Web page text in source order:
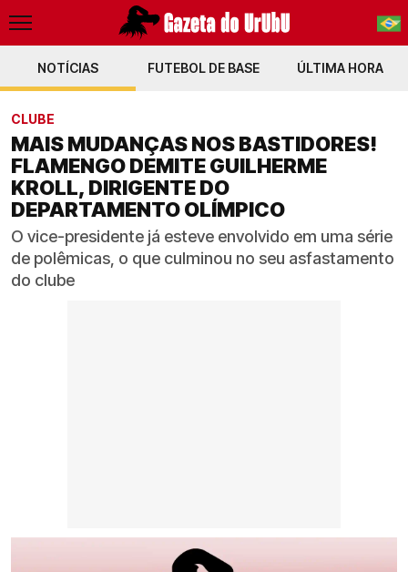
PT-BR
NOTÍCIAS FUTEBOL DE BASE ÚLTIMA HORA
CLUBE
MAIS MUDANÇAS NOS BASTIDORES!
FLAMENGO DEMITE GUILHERME
KROLL, DIRIGENTE DO
DEPARTAMENTO OLÍMPICO
O vice-presidente já esteve envolvido em uma série
de polêmicas, o que culminou no seu asfastamento
do clube